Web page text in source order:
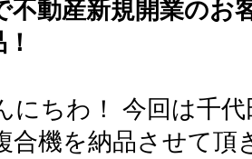
不動産新規開業のお
にちわ！ 今回は千
合機を納品させて頂